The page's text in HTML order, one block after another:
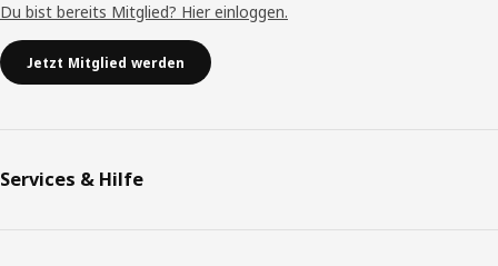
Du bist bereits Mitglied? Hier einloggen.
Jetzt Mitglied werden
Services & Hilfe